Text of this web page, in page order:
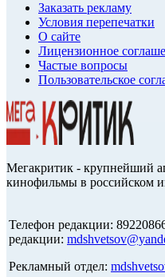
Заказать рекламу
Условия перепечатки
О сайте
Лицензионное
Частые вопросы
Пользовательское
Мегакритик - крупнейший
кинофильмы в российском
Телефон редакции:
редакции:
Рекламный отдел: